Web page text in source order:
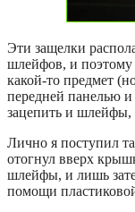
Эти защелки
шлейфов, и поэтому
какой-то предмет
передней панелью
зацепить и шлейфы,
Лично я поступил
отогнул вверх
шлейфы, и лишь
помощи